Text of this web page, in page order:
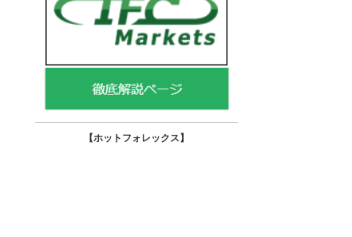
【ホットフォレックス 】